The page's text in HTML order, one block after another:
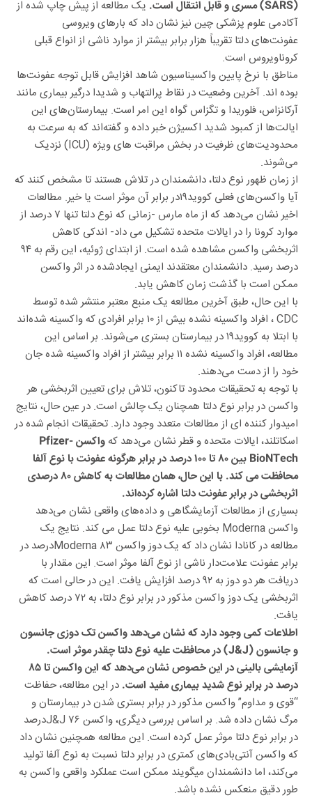
(SARS) مسری و قابل انتقال است.
یک مطالعه از پیش چاپ شده از
آکادمی علوم پزشکی چین نیز نشان داد که بارهای ویروسی
عفونت‌های دلتا تقریباً هزار برابر بیشتر از موارد ناشی از انواع قبلی
کروناویروس است.
مناطق با نرخ پایین واکسیناسیون شاهد افزایش قابل توجه عفونت‌ها
بوده اند. آخرین وضعیت در نقاط پرالتهاب و شدیدا درگیر بیماری مانند
آرکانزاس، فلوریدا و تگزاس گواه این امر است. بیمارستان‌های این
ایالت‌ها از کمبود شدید اکسیژن خبر داده و گفته‌اند که به سرعت به
محدودیت‌های ظرفیت در بخش مراقبت های ویژه (ICU) نزدیک
می‌شوند.
از زمان ظهور نوع دلتا، دانشمندان در تلاش هستند تا مشخص کنند که
آیا واکسن‌های فعلی کووید۱۹در برابر آن موثر است یا خیر. مطالعات
اخیر نشان می‌دهد که از ماه مارس -زمانی که نوع دلتا تنها ۷ درصد از
موارد کرونا را در ایالات متحده تشکیل می داد- اندکی کاهش
اثربخشی واکسن مشاهده شده است. از ابتدای ژوئیه، این رقم به ۹۴
درصد رسید. دانشمندان معتقدند ایمنی ایجادشده در اثر واکسن
ممکن است با گذشت زمان کاهش یابد.
با این حال، طبق آخرین مطالعه یک منبع معتبر منتشر شده توسط
CDC ، افراد واکسینه نشده بیش از ۱۰ برابر افرادی که واکسینه شده‌اند
با ابتلا به کووید۱۹ در بیمارستان بستری می‌شوند. بر اساس این
مطالعه، افراد واکسینه نشده ۱۱ برابر بیشتر از افراد واکسینه شده جان
خود را از دست می‌دهند.
با توجه به تحقیقات محدود تاکنون، تلاش برای تعیین اثربخشی هر
واکسن در برابر نوع دلتا همچنان یک چالش است. در عین حال، نتایج
امیدوار کننده ای از مطالعات متعدد وجود دارد. تحقیقات انجام شده در
اسکاتلند، ایالات متحده و قطر نشان می‌دهد که
واکسن Pfizer-
BioNTech بین ۸۰ تا ۱۰۰ درصد در برابر هرگونه عفونت با نوع آلفا
محافظت می کند. با این حال، همان مطالعات به کاهش ۸۰ درصدی
اثربخشی در برابر عفونت دلتا اشاره کرده‌اند.
بسیاری از مطالعات آزمایشگاهی و داده‌های واقعی نشان می‌دهد
واکسن Moderna بخوبی علیه نوع دلتا عمل می کند. نتایج یک
مطالعه در کانادا نشان داد که یک دوز واکسن Moderna ۸۳درصد در
برابر عفونت علامت‌دار ناشی از نوع آلفا موثر است. این مقدار با
دریافت هر دو دوز به ۹۲ درصد افزایش یافت. این در حالی است که
اثربخشی یک دوز واکسن مذکور در برابر نوع دلتا، به ۷۲ درصد کاهش
یافت.
اطلاعات کمی وجود دارد که نشان می‌دهد واکسن تک دوزی جانسون
و جانسون (J&J) در محافظت علیه نوع دلتا چقدر موثر است.
آزمایشی بالینی در این خصوص نشان می‌دهد که این واکسن تا ۸۵
درصد در برابر نوع شدید بیماری مفید است. در این مطالعه، حفاظت
“قوی و مداوم” واکسن مذکور در برابر بستری شدن در بیمارستان و
مرگ نشان داده شد. بر اساس بررسی دیگری، واکسن J&J ۷۶درصد
در برابر نوع دلتا موثر عمل کرده است. این مطالعه همچنین نشان داد
که واکسن آنتی‌بادی‌های کمتری در برابر دلتا نسبت به نوع آلفا تولید
می‌کند، اما دانشمندان میگویند ممکن است عملکرد واقعی واکسن به
طور دقیق منعکس نشده باشد.